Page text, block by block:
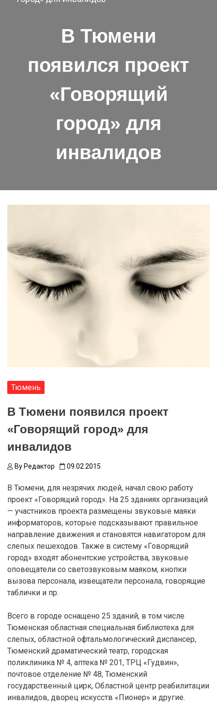
В Тюмени
появился проект
«Говорящий
город» для
инвалидов
Тюмень
В Тюмени появился проект
«Говорящий город» для
инвалидов
By Редактор 09.02.2015
В Тюмени, для незрячих людей, начал свою работу
проект «Говорящий город». На 25 зданиях организаций
— участников проекта размещены звуковые маяки
информаторов, которые подсказывают правильное
направление движения и становятся навигатором для
слепых пешеходов. Также в систему «Говорящий
город» входят абонентские устройства, звуковые
оповещатели со светозвуковым маяком, кнопки
вызова персонала, извещатели персонала, говорящие
таблички и пр.
Всего в городе оснащено 25 зданий, в том числе
Тюменская областная специальная библиотека для
слепых, областной офтальмологический диспансер,
Тюменский драматический театр, городская
поликлиника № 4, аптека № 201, ТРЦ «Гудвин»,
почтовое отделение № 48, Тюменский
государственный цирк, Областной центр реабилитации
инвалидов, дворец искусств «Пионер» и другие.